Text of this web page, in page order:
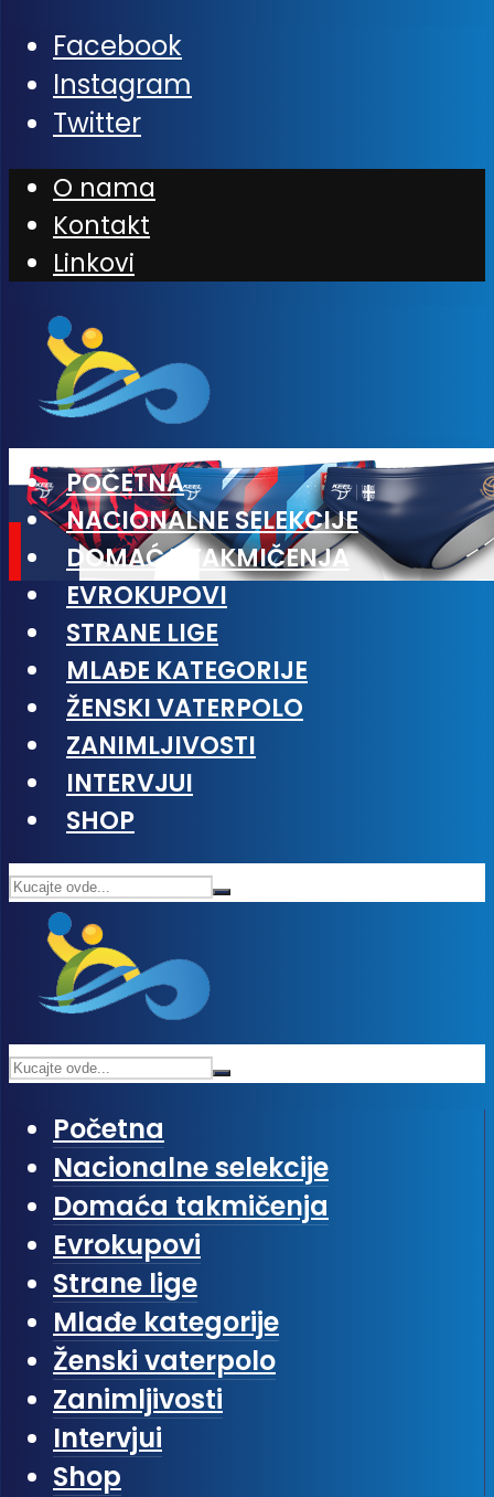
Facebook
Instagram
Twitter
O nama
Kontakt
Linkovi
POČETNA
NACIONALNE SELEKCIJE
DOMAĆA TAKMIČENJA
EVROKUPOVI
STRANE LIGE
MLAĐE KATEGORIJE
ŽENSKI VATERPOLO
ZANIMLJIVOSTI
INTERVJUI
SHOP
Početna
Nacionalne selekcije
Domaća takmičenja
Evrokupovi
Strane lige
Mlađe kategorije
Ženski vaterpolo
Zanimljivosti
Intervjui
Shop